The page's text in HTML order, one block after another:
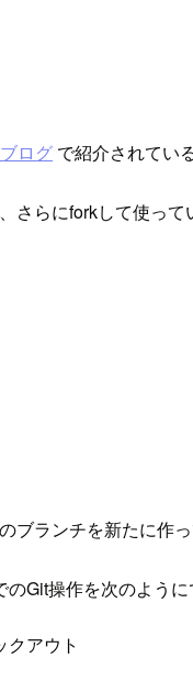
ログ で紹介されてい
さらにforkして使って
ブランチを新たに作
Git操作を次のように
アウト